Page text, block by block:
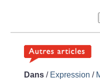
Dans / Expression /